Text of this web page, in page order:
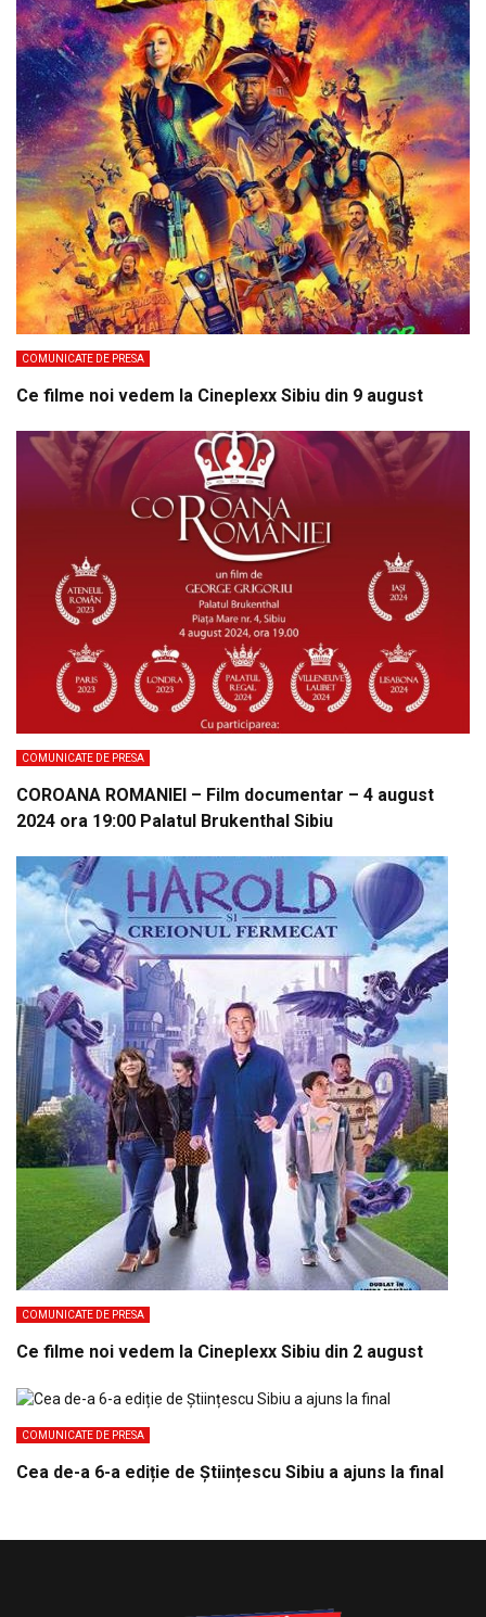
COMUNICATE DE PRESA
Ce filme noi vedem la Cineplexx Sibiu din 9 august
COMUNICATE DE PRESA
COROANA ROMANIEI – Film documentar – 4 august
2024 ora 19:00 Palatul Brukenthal Sibiu
COMUNICATE DE PRESA
Ce filme noi vedem la Cineplexx Sibiu din 2 august
COMUNICATE DE PRESA
Cea de-a 6-a ediție de Științescu Sibiu a ajuns la final